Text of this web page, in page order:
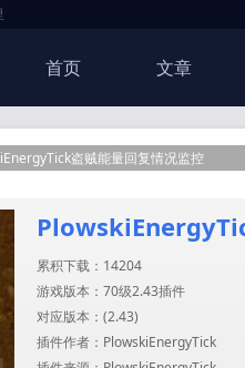
首页 文章
盗贼能量回复情况监控
累积下载：14204
游戏版本：70级2.43插件
对应版本：(2.43)
插件作者：PlowskiEnergyTick